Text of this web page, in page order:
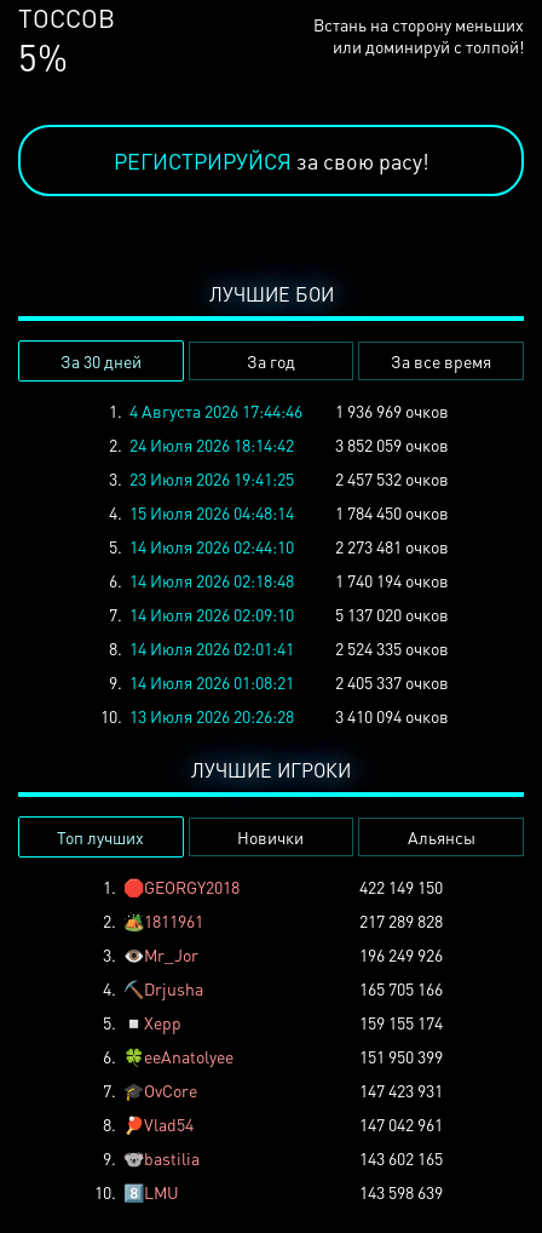
ЛЮДЕЙ
68%
Встань на сторону меньших
или доминируй с толпой!
РЕГИСТРИРУЙСЯ за свою расу!
ЛУЧШИЕ БОИ
За 30 дней За год За все время
1. 4 Августа 2026 17:44:46
1 936 969 очков
2. 24 Июля 2026 18:14:42
3 852 059 очков
3. 23 Июля 2026 19:41:25
2 457 532 очков
4. 15 Июля 2026 04:48:14
1 784 450 очков
5. 14 Июля 2026 02:44:10
2 273 481 очков
6. 14 Июля 2026 02:18:48
1 740 194 очков
7. 14 Июля 2026 02:09:10
5 137 020 очков
8. 14 Июля 2026 02:01:41
2 524 335 очков
9. 14 Июля 2026 01:08:21
2 405 337 очков
10. 13 Июля 2026 20:26:28 3 410 094 очков
ЛУЧШИЕ ИГРОКИ
Топ лучших Новички Альянсы
1. 🛑GEORGY2018
422 149 150
2. 🏕️1811961
217 289 828
3. 👁️Mr_Jor
196 249 926
4. ⛏️ Drjusha
165 705 166
5.
◽ Xepp
159 155 174
6. 🍀eeAnatolyee
151 950 399
7. 🎓OvCore
147 423 931
8.
🏓Vlad54
147 042 961
9. 🐨bastilia
143 602 165
10. 8️⃣LMU 143 598 639